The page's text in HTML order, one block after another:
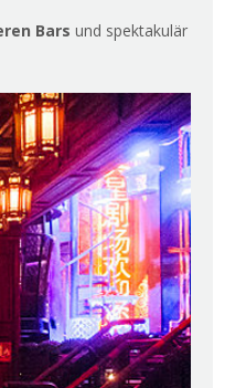
Bars und spektakulär